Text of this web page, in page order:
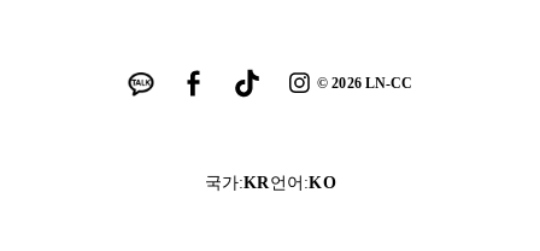
©2026LN-CC
국가:KR언어 :KO